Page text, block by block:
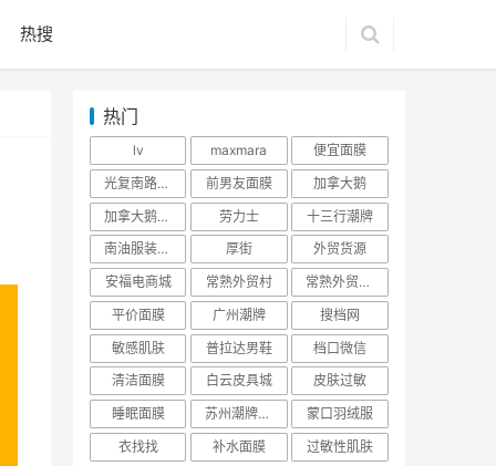
热搜
热门
lv maxmara
便宜面膜
光复南路潮牌
前男友面膜
加拿大鹅
加拿大鹅羽绒服
劳力士
十三行潮牌
南油服装批发市场
厚街
外贸货源
安福电商城
常熟外贸村
常熟外贸村货源
平价面膜
广州潮牌
搜档网
敏感肌肤
普拉达男鞋
档口微信
清洁面膜
白云皮具城
皮肤过敏
睡眠面膜
苏州潮牌货源
蒙口羽绒服
衣找找
补水面膜 过敏性肌肤